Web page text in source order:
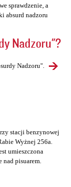
sprawdzenie, a
absurd nadzoru
Nadzoru"?
Nadzoru".
stacji benzynowej
Wyżnej 256a.
umieszczona
nad pisuarem.